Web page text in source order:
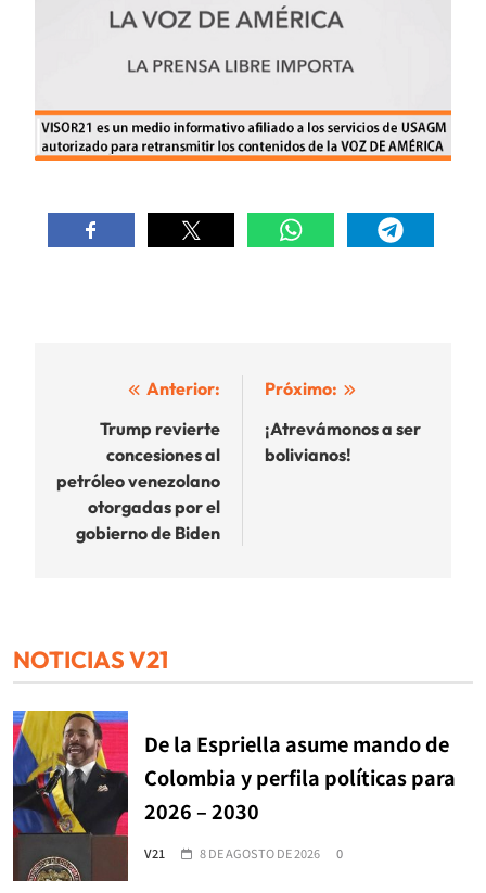
Navegación
entradas
Anterior:
Trump revierte
concesiones al
petróleo venezolano
otorgadas por el
gobierno de Biden
Próximo:
¡Atrevámonos a ser
bolivianos!
NOTICIAS V21
De la Espriella asume mando de
Colombia y perfila políticas para
2026 – 2030
V21 8 DE AGOSTO DE 2026 0